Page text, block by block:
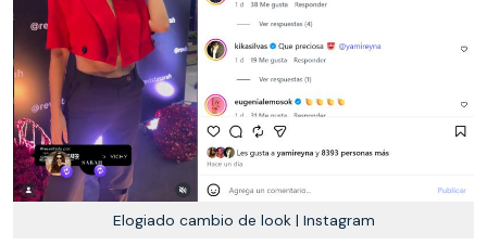
Elogiado cambio de look | Instagram